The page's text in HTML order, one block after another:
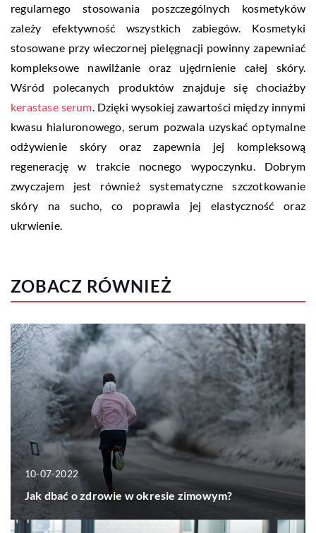
regularnego stosowania poszczególnych kosmetyków
zależy efektywność wszystkich zabiegów. Kosmetyki
stosowane przy wieczornej pielęgnacji powinny zapewniać
kompleksowe nawilżanie oraz ujędrnienie całej skóry.
Wśród polecanych produktów znajduje się chociażby
kerastase serum . Dzięki wysokiej zawartości między innymi
kwasu hialuronowego, serum pozwala uzyskać optymalne
odżywienie skóry oraz zapewnia jej kompleksową
regenerację w trakcie nocnego wypoczynku. Dobrym
zwyczajem jest również systematyczne szczotkowanie
skóry na sucho, co poprawia jej elastyczność oraz
ukrwienie.
ZOBACZ RÓWNIEŻ
10-07-2022
Jak dbać o zdrowie w okresie zimowym?